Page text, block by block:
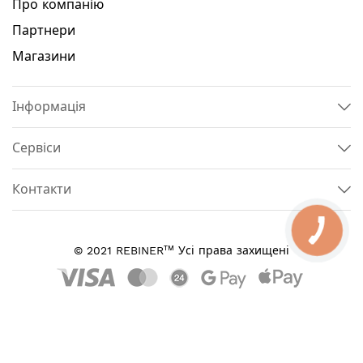
Про компанію
Партнери
Магазини
Інформація
Сервіси
Контакти
© 2021 REBINERтм Усі права захищені